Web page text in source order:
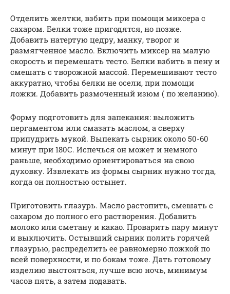
Отделить желтки, взбить при помощи миксера с
сахаром. Белки тоже пригодятся, но позже.
Добавить натертую цедру, манку, творог и
размягченное масло. Включить миксер на малую
скорость и перемешать тесто. Белки взбить в пену и
смешать с творожной массой. Перемешивают тесто
аккуратно, чтобы белки не осели, при помощи
ложки. Добавить размоченный изюм ( по желанию).
Форму подготовить для запекания: выложить
пергаментом или смазать маслом, а сверху
припудрить мукой. Выпекать сырник около 50-60
минут при 180С. Испечься он может и немного
раньше, необходимо ориентироваться на свою
духовку. Извлекать из формы сырник нужно тогда,
когда он полностью остынет.
Приготовить глазурь. Масло растопить, смешать с
сахаром до полного его растворения. Добавить
молоко или сметану и какао. Проварить пару минут
и выключить. Остывший сырник полить горячей
глазурью, распределить ее равномерно ложкой по
всей поверхности, и по бокам тоже. Дать готовому
изделию выстояться, лучше всю ночь, минимум
часов пять, а затем подавать.